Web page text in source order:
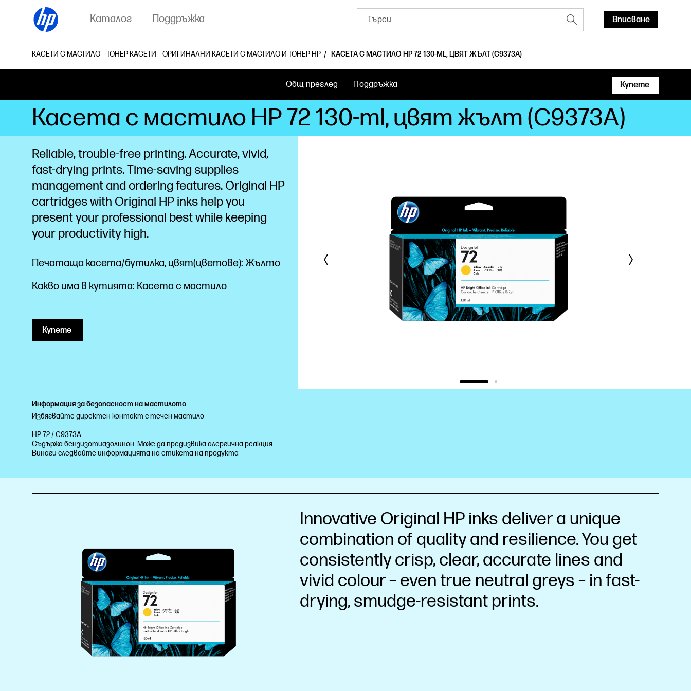
Каталог Поддръжка Вписване
КАСЕТИ С МАСТИЛО – ТОНЕР КАСЕТИ – ОРИГИНАЛНИ КАСЕТИ С МАСТИЛО И ТОНЕР HP КАСЕТА С МАСТИЛО HP 72 130-ML, ЦВЯТ ЖЪЛТ (C9373A)
Общ преглед Поддръжка Купете
Касета с мастило HP 72 130-ml, цвят жълт (C9373A)
Reliable, trouble-free printing. Accurate, vivid,
fast-drying prints. Time-saving supplies
management andordering features. Original HP
cartridges with Original HP inks help you
present your professional best while keeping
your productivity high.
Печатаща касета/бутилка, цвят(цветове): Жълто
Какво има в кутията: Касета с мастило
Купете
Информация за безопасност на мастилото
Избягвайте директен контакт с течен мастило
HP 72 / C9373A
Съдържа бензизотиазолинон. Може да предизвика алергична реакция.
Винаги следвайте информацията на етикета на продукта
Innovative Original HP inks deliver a unique
combination of quality and resilience. You get
consistently crisp, clear, accurate lines and
vivid colour – even true neutral greys – in fast-
drying, smudge-resistant prints.